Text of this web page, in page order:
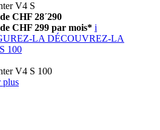
V4 S
CHF 28´290
CHF 299 par mois* i
LA DÉCOUVREZ-LA
100
V4 S 100
plus